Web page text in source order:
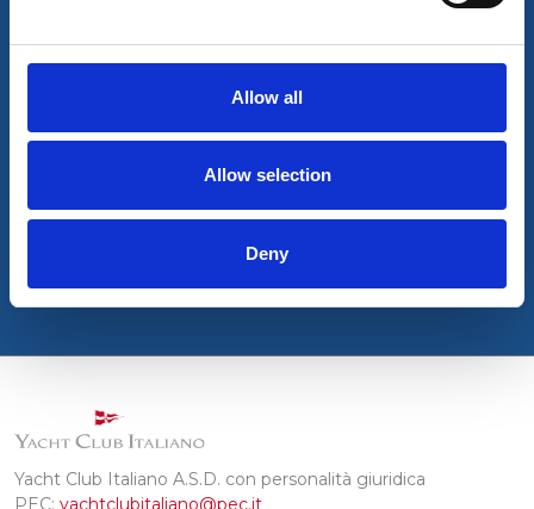
Allow all
Allow selection
Deny
Inviando questo form, dichiaro di aver letto e accettato la policy della
Yacht Club Italiano A.S.D. con personalità giuridica
PEC: yachtclubitaliano@pec.it